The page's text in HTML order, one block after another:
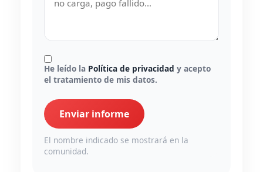
He leído la Política de privacidad y acepto
el tratamiento de mis datos.
Enviar informe
El nombre indicado se mostrará en la
comunidad.